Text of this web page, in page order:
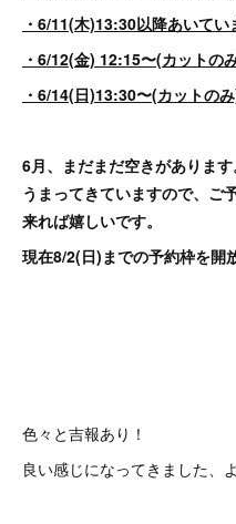
・6/11(木)13:30以降あいてい
・6/12(金) 12:15〜(カットの
・6/14(日)13:30〜(カットの
6月、まだまだ空きがありま
うまってきていますので、ご
来れば嬉しいです。
現在8/2(日)までの予約枠を開
色々と吉報あり！
良い感じになってきました、